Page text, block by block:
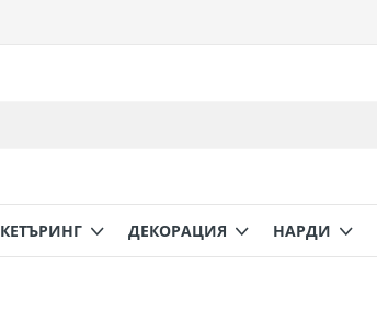
КЕТЪРИНГ ДЕКОРАЦИЯ НАРДИ